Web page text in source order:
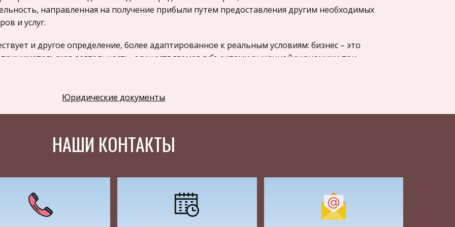
направленная на получение прибыли путем предоставления другим необходимых
и услуг.
и другое определение, более адаптированное к реальным условиям: бизнес – это
деятельность, осуществляемая субъектами рыночной экономики при
полную формулировку данного понятия, которая будет звучать следующим образом:
установленных законами, государственными органами или другими
определяемое как самостоятельная, осуществляемая на свой риск деятельность
и их объединений, направленная на систематическое получение прибыли от пользования
продажи товаров, выполнения работ или оказания услуг лицами,
Юридические документы
НАШИ КОНТАКТЫ